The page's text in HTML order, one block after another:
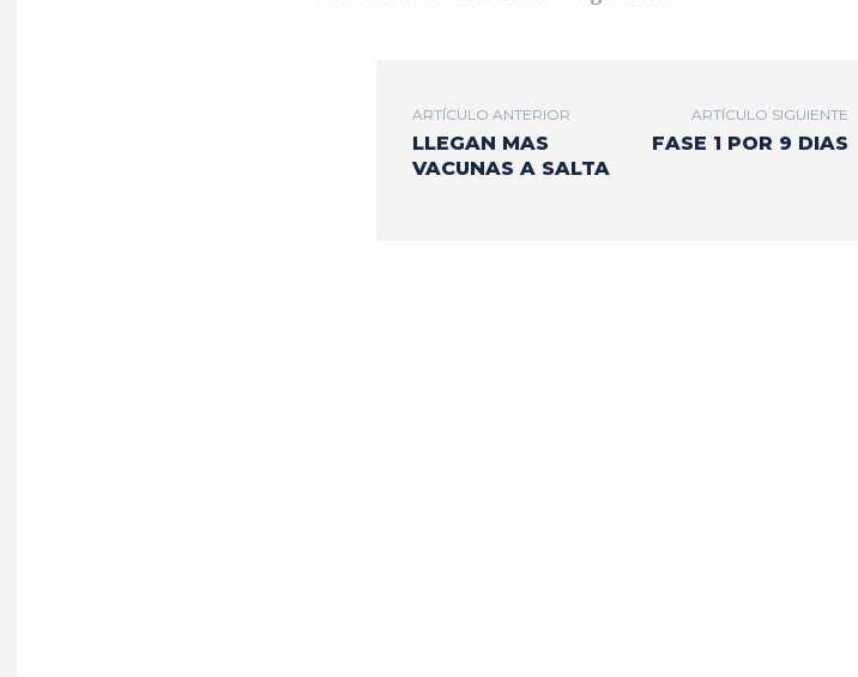
ARTÍCULO ANTERIOR
LLEGAN MAS
VACUNAS A SALTA
ARTÍCULO SIGUIENTE
FASE 1 POR 9 DIAS